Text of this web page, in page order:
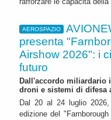
AEROSPAZIO
presenta
Airshow 2026": i
futuro
Dall'accordo miliardario
droni e sistemi di difesa
Dal 20 al 24 luglio
edizione del